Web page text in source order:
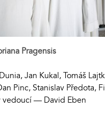
Pragensis
Jan Kukal, Tomáš
Pinc, Stanislav Předota,
vedoucí — David Eben